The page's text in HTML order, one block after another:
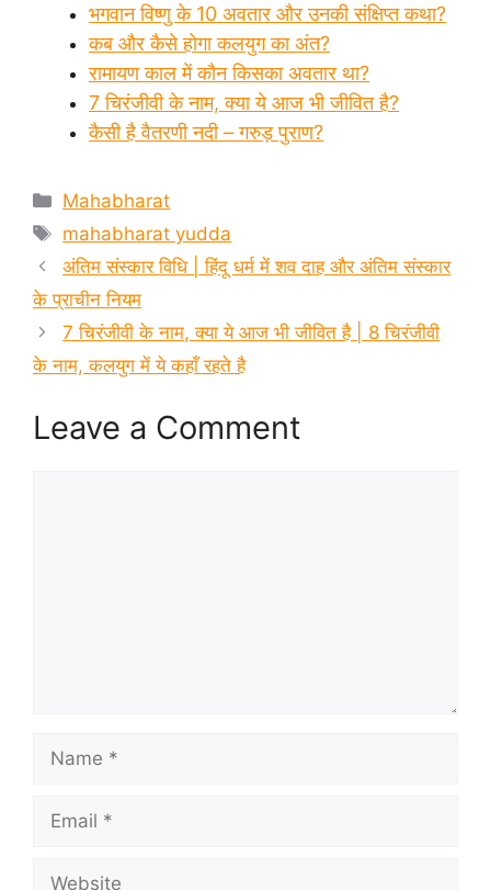
भगवान विष्णु के 10 अवतार और उनकी संक्षिप्त कथा?
कब और कैसे होगा कलयुग का अंत?
रामायण काल में कौन किसका अवतार था?
7 चिरंजीवी के नाम, क्या ये आज भी जीवित है?
कैसी है वैतरणी नदी – गरुड़ पुराण?
Categories
Mahabharat
Tags
mahabharat yudda
अंतिम संस्कार विधि | हिंदू धर्म में शव दाह और अंतिम संस्कार
के प्राचीन नियम
7 चिरंजीवी के नाम, क्या ये आज भी जीवित है | 8 चिरंजीवी
के नाम, कलयुग में ये कहाँ रहते है
Leave a Comment
Name
Email
Website